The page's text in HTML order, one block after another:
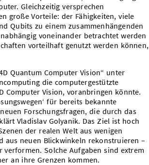
Gleichzeitig versprechen
große Vorteile: der Fähigkeiten, viele
Qubits zu einem zusammenhängenden
voneinander betrachtet werden
vorteilhaft genutzt werden können,
Quantum Computer Vision“ unter
die computergestützte
Computer Vision, voranbringen könnte.
für bereits bekannte
Forschungsfragen, die durch das
Vladislav Golyanik. Das Ziel ist hoch
der realen Welt aus wenigen
aus neuen Blickwinkeln rekonstruieren –
Solche Aufgaben sind extrem
an ihre Grenzen kommen.